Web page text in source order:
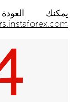
يمكنك